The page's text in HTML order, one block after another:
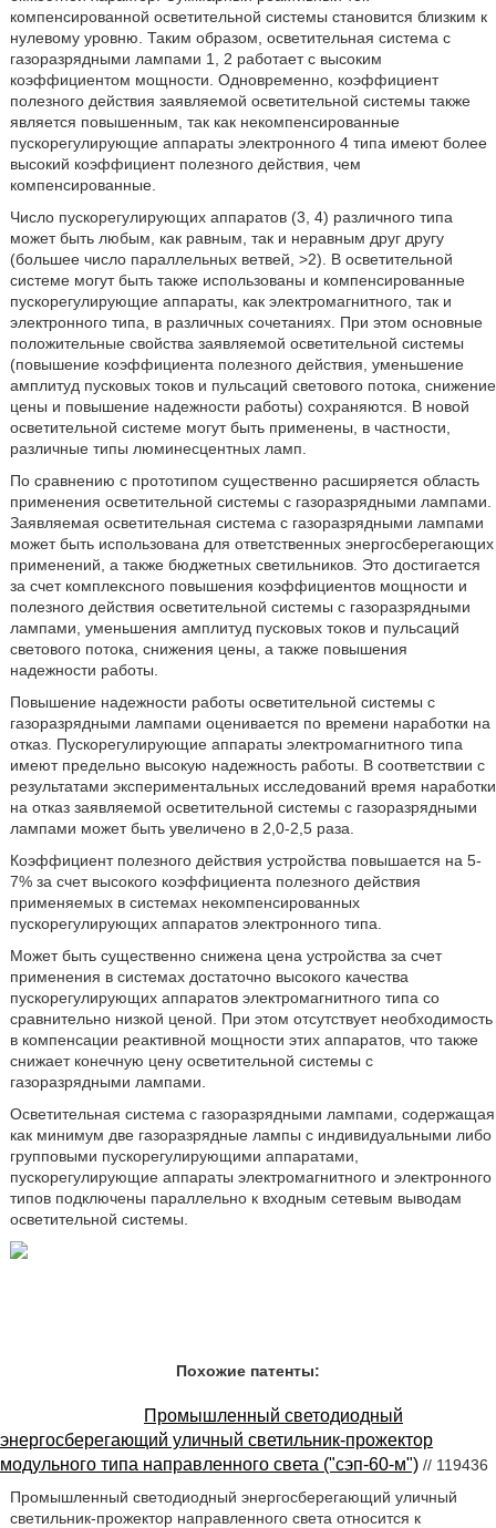
компенсированной осветительной системы становится близким к
нулевому уровню. Таким образом, осветительная система с
газоразрядными лампами 1, 2 работает с высоким
коэффициентом мощности. Одновременно, коэффициент
полезного действия заявляемой осветительной системы также
является повышенным, так как некомпенсированные
пускорегулирующие аппараты электронного 4 типа имеют более
высокий коэффициент полезного действия, чем
компенсированные.
Число пускорегулирующих аппаратов (3, 4) различного типа
может быть любым, как равным, так и неравным друг другу
(большее число параллельных ветвей, >2). В осветительной
системе могут быть также использованы и компенсированные
пускорегулирующие аппараты, как электромагнитного, так и
электронного типа, в различных сочетаниях. При этом основные
положительные свойства заявляемой осветительной системы
(повышение коэффициента полезного действия, уменьшение
амплитуд пусковых токов и пульсаций светового потока, снижение
цены и повышение надежности работы) сохраняются. В новой
осветительной системе могут быть применены, в частности,
различные типы люминесцентных ламп.
По сравнению с прототипом существенно расширяется область
применения осветительной системы с газоразрядными лампами.
Заявляемая осветительная система с газоразрядными лампами
может быть использована для ответственных энергосберегающих
применений, а также бюджетных светильников. Это достигается
за счет комплексного повышения коэффициентов мощности и
полезного действия осветительной системы с газоразрядными
лампами, уменьшения амплитуд пусковых токов и пульсаций
светового потока, снижения цены, а также повышения
надежности работы.
Повышение надежности работы осветительной системы с
газоразрядными лампами оценивается по времени наработки на
отказ. Пускорегулирующие аппараты электромагнитного типа
имеют предельно высокую надежность работы. В соответствии с
результатами экспериментальных исследований время наработки
на отказ заявляемой осветительной системы с газоразрядными
лампами может быть увеличено в 2,0-2,5 раза.
Коэффициент полезного действия устройства повышается на 5-
7% за счет высокого коэффициента полезного действия
применяемых в системах некомпенсированных
пускорегулирующих аппаратов электронного типа.
Может быть существенно снижена цена устройства за счет
применения в системах достаточно высокого качества
пускорегулирующих аппаратов электромагнитного типа со
сравнительно низкой ценой. При этом отсутствует необходимость
в компенсации реактивной мощности этих аппаратов, что также
снижает конечную цену осветительной системы с
газоразрядными лампами.
Осветительная система с газоразрядными лампами, содержащая
как минимум две газоразрядные лампы с индивидуальными либо
групповыми пускорегулирующими аппаратами,
пускорегулирующие аппараты электромагнитного и электронного
типов подключены параллельно к входным сетевым выводам
осветительной системы.
Похожие патенты:
Промышленный светодиодный
энергосберегающий уличный светильник-прожектор
модульного типа направленного света ("сэп-60-м") // 119436
Промышленный светодиодный энергосберегающий уличный
светильник-прожектор направленного света относится к